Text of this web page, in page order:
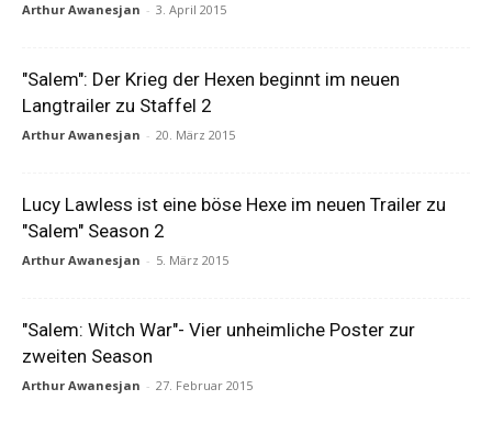
Arthur Awanesjan - 3. April 2015
"Salem": Der Krieg der Hexen beginnt im neuen
Langtrailer zu Staffel 2
Arthur Awanesjan - 20. März 2015
Lucy Lawless ist eine böse Hexe im neuen Trailer zu
"Salem" Season 2
Arthur Awanesjan - 5. März 2015
"Salem: Witch War"- Vier unheimliche Poster zur
zweiten Season
Arthur Awanesjan - 27. Februar 2015